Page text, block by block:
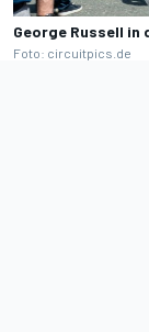
George Russell
Foto: circuitpics.de